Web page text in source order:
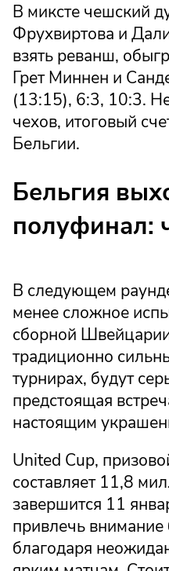
В миксте чешский
Фрухвиртова и
взять реванш,
Грет Миннен и
(13:15), 6:3, 10:3.
чехов, итоговый
Бельгии.
Бельгия
полуфинал:
В следующем
менее сложное
сборной
традиционно
турнирах, будут
предстоящая
настоящим
United Cup,
составляет 11,8
завершится 11
привлечь
благодаря